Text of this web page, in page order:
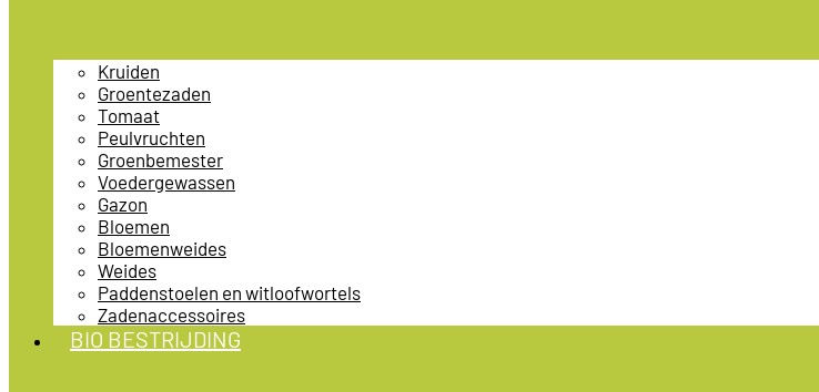
Kruiden
Groentezaden
Tomaat
Peulvruchten
Groenbemester
Voedergewassen
Gazon
Bloemen
Bloemenweides
Weides
Paddenstoelen en witloofwortels
Zadenaccessoires
BIO BESTRIJDING